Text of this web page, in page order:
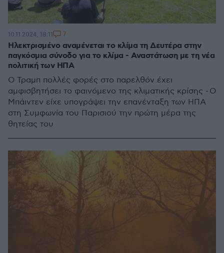
Ηλεκτρισμένο αναμένεται το κλίμα τη Δευτέρα στην
παγκόσμια σύνοδο για το κλίμα - Αναστάτωση με τη νέα
πολιτική των ΗΠΑ
Ο Τραμπ πολλές φορές στο παρελθόν έχει
αμφισβητήσει το φαινόμενο της κλιματικής κρίσης - Ο
Μπάιντεν είχε υπογράψει την επανένταξη των ΗΠΑ
στη Συμφωνία του Παρισιού την πρώτη μέρα της
θητείας του
10.11.2024, 18:11 7